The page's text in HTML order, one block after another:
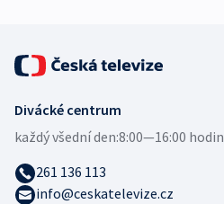
Divácké centrum
každý všední den:8:00—16:00 hodin
261 136 113
info@ceskatelevize.cz